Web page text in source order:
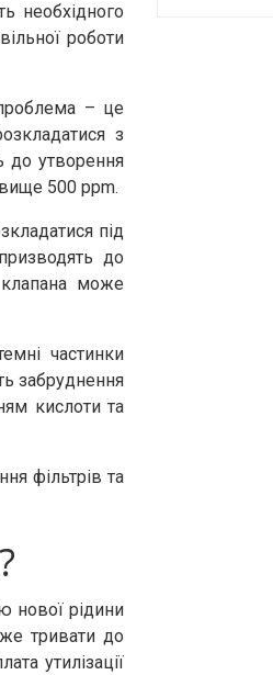
необхідного
роботи
– це
з
до утворення
500 ppm.
під
до
може
частинки
забруднення
кислоти та
фільтрів та
нової рідини
тривати до
утилізації